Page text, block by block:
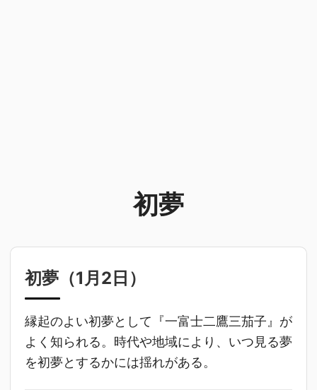
初夢
初夢（1月2日 ）
縁起のよい初夢として『一富士二鷹三茄子』が
よく知られる。時代や地域により、いつ見る夢
を初夢とするかには揺れがある。